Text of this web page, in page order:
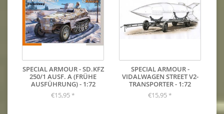
SPECIAL ARMOUR - SD.KFZ
250/1 AUSF. A (FRÜHE
AUSFÜHRUNG) - 1:72
€15,95 *
SPECIAL ARMOUR -
VIDALWAGEN STREET V2-
TRANSPORTER - 1:72
€15,95 *